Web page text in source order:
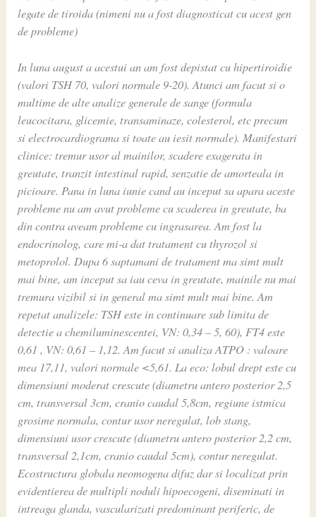
legate de tiroida (nimeni nu a fost diagnosticat cu acest gen
de probleme)
In luna august a acestui an am fost depistat cu hipertiroidie
(valori TSH 70, valori normale 9-20). Atunci am facut si o
multime de alte analize generale de sange (formula
leucocitara, glicemie, transaminaze, colesterol, etc precum
si electrocardiograma si toate au iesit normale). Manifestari
clinice: tremur usor al mainilor, scadere exagerata in
greutate, tranzit intestinal rapid, senzatie de amorteala in
picioare. Pana in luna iunie cand au inceput sa apara aceste
probleme nu am avut probleme cu scaderea in greutate, ba
din contra aveam probleme cu ingrasarea. Am fost la
endocrinolog, care mi-a dat tratament cu thyrozol si
metoprolol. Dupa 6 saptamani de tratament ma simt mult
mai bine, am inceput sa iau ceva in greutate, mainile nu mai
tremura vizibil si in general ma simt mult mai bine. Am
repetat analizele: TSH este in continuare sub limita de
detectie a chemiluminescentei, VN: 0,34 – 5, 60), FT4 este
0,61 , VN: 0,61 – 1,12. Am facut si analiza ATPO : valoare
mea 17,11, valori normale <5,61. La eco: lobul drept este cu
dimensiuni moderat crescute (diametru antero posterior 2,5
cm, transversal 3cm, cranio caudal 5,8cm, regiune istmica
grosime normala, contur usor neregulat, lob stang,
dimensiuni usor crescute (diametru antero posterior 2,2 cm,
transversal 2,1cm, cranio caudal 5cm), contur neregulat.
Ecostructura globala neomogena difuz dar si localizat prin
evidentierea de multipli noduli hipoecogeni, diseminati in
intreaga glanda, vascularizati predominant periferic, de